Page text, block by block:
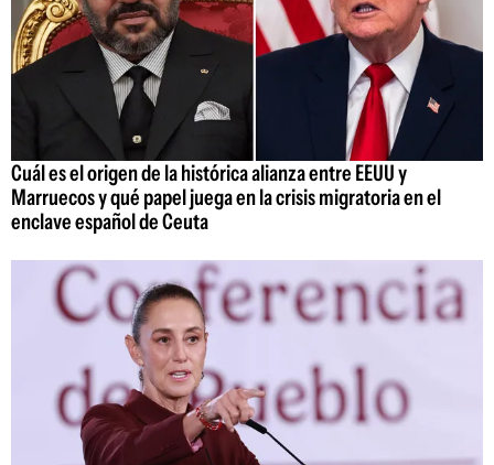
Cuál es el origen de la histórica alianza entre EEUU y
Marruecos y qué papel juega en la crisis migratoria en el
enclave español de Ceuta